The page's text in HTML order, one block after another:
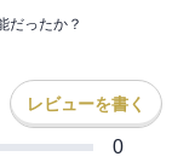
だったか？
レビューを書く
0